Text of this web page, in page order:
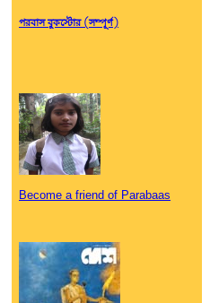
পরবাস বুকস্টোর (সম্পূর্ণ)
Become a friend of Parabaas